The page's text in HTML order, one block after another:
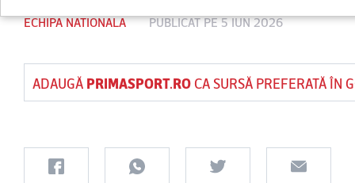
ECHIPA NATIONALA PUBLICAT PE 5 IUN 2026
ADAUGĂ PRIMASPORT.ROCA SURSĂ PREFERATĂ ÎN